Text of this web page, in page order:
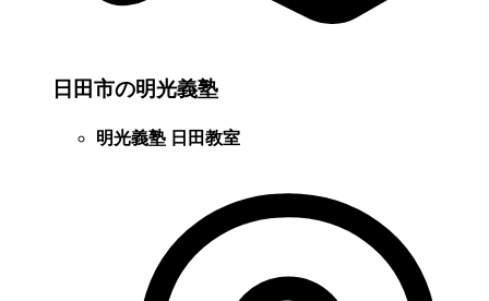
日田市の明光義塾
明光義塾 日田教室